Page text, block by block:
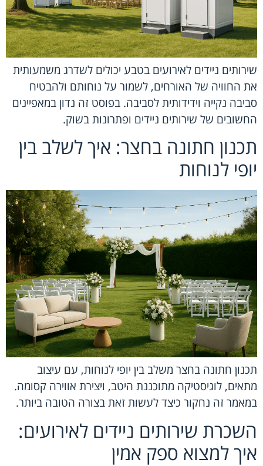
שירותים ניידים לאירועים בטבע יכולים לשדרג משמעותית
את החוויה של האורחים, לשמור על נוחותם ולהבטיח
סביבה נקייה וידידותית לסביבה. בפוסט זה נדון במאפיינים
החשובים של שירותים ניידים ופתרונות בשוק.
תכנון חתונה בחצר: איך לשלב בין
יופי לנוחות
תכנון חתונה בחצר משלב בין יופי לנוחות, עם עיצוב
מתאים, לוגיסטיקה מתוכננת היטב, ויצירת אווירה קסומה.
במאמר זה נחקור כיצד לעשות זאת בצורה הטובה ביותר.
השכרת שירותים ניידים לאירועים:
איך למצוא ספק אמין